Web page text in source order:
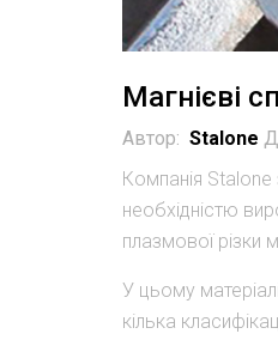
Магнієві
Автор: Stalone
Компанія
необхідністю
плазмової різки
У цьому
кілька